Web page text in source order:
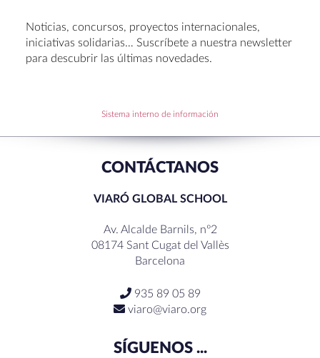
Hábitos saludables: 8 consejos prácticos para
disfrutar la Navidad.
RECENT COMMENTS
Noticias, concursos, proyectos internacionales,
iniciativas solidarias… Suscríbete a nuestra newsletter
para descubrir las últimas novedades.
Sistema interno de información
CONTÁCTANOS
VIARÓ GLOBAL SCHOOL
Av. Alcalde Barnils, nº2
08174 Sant Cugat del Vallès
Barcelona
935 89 05 89
viaro@viaro.org
SÍGUENOS ...